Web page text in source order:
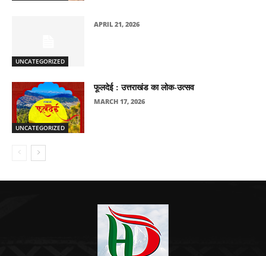
UNCATEGORIZED
APRIL 21, 2026
UNCATEGORIZED
फूलदेई : उत्तराखंड का लोक-उत्सव
MARCH 17, 2026